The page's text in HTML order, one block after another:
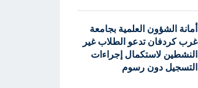
أمانة الشؤون العلمية بجامعة
غرب كردفان تدعو الطلاب غير
النشطين لاستكمال إجراءات
التسجيل دون رسوم